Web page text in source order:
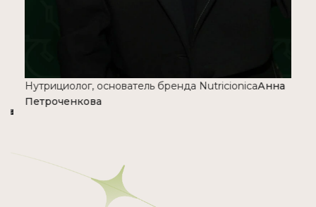
Нутрициолог, основатель бренда NutricionicaАнна
Петроченкова